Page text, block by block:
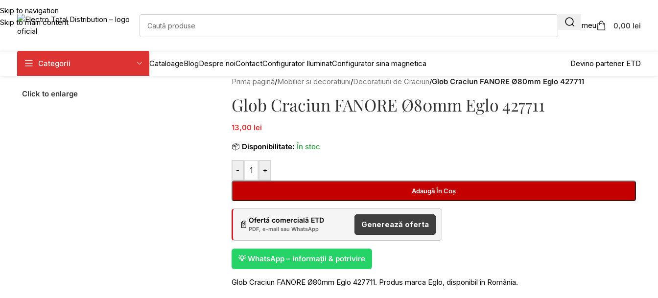
Skip to navigation
Skip to main content
Contul meu 0,00 lei
Categorii CataloageBlogDespre noiContactConfigurator IluminatConfigurator sina magnetica Devino partener ETD
Click to enlarge
Prima pagină/Mobilier si decoratiuni/Decoratiuni de Craciun/Glob Craciun FANORE Ø80mm Eglo 427711
Glob Craciun FANORE Ø80mm Eglo 427711
13,00 lei
📦 Disponibilitate: În stoc
- +
Adaugă În Coș
📄 Ofertă comercială ETD
PDF, e-mail sau WhatsApp Generează oferta
💡 WhatsApp – informații & potrivire
Glob Craciun FANORE Ø80mm Eglo 427711. Produs marca Eglo, disponibil în România.